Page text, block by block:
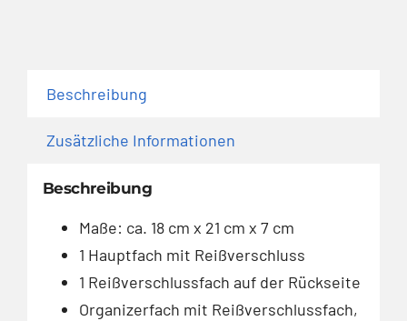
Beschreibung
Zusätzliche Informationen
Beschreibung
Maße: ca. 18 cm x 21 cm x 7 cm
1 Hauptfach mit Reißverschluss
1 Reißverschlussfach auf der Rückseite
Organizerfach mit Reißverschlussfach,